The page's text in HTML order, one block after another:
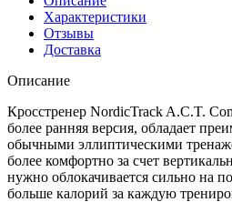
Характеристики
Отзывы
Доставка
Описание
Кросстренер NordicTrack A.C.T.
более ранняя версия, обладает
обычными эллиптическими
более комфортно за счет
нужно облокачивается сильно на
больше калорий за каждую